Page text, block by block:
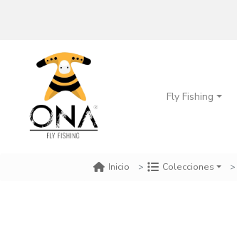
Fly Fishing
Inicio Colecciones